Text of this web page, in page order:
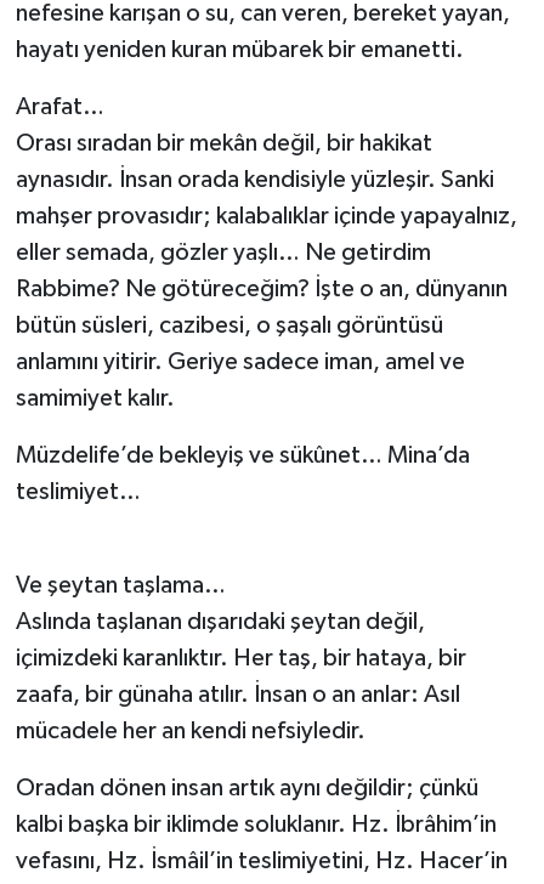
nefesine karışan o su, can veren, bereket yayan,
hayatı yeniden kuran mübarek bir emanetti.
Arafat…
Orası sıradan bir mekân değil, bir hakikat
aynasıdır. İnsan orada kendisiyle yüzleşir. Sanki
mahşer provasıdır; kalabalıklar içinde yapayalnız,
eller semada, gözler yaşlı… Ne getirdim
Rabbime? Ne götüreceğim? İşte o an, dünyanın
bütün süsleri, cazibesi, o şaşalı görüntüsü
anlamını yitirir. Geriye sadece iman, amel ve
samimiyet kalır.
Müzdelife’de bekleyiş ve sükûnet… Mina’da
teslimiyet…
Ve şeytan taşlama…
Aslında taşlanan dışarıdaki şeytan değil,
içimizdeki karanlıktır. Her taş, bir hataya, bir
zaafa, bir günaha atılır. İnsan o an anlar: Asıl
mücadele her an kendi nefsiyledir.
Oradan dönen insan artık aynı değildir; çünkü
kalbi başka bir iklimde soluklanır. Hz. İbrâhim’in
vefasını, Hz. İsmâil’in teslimiyetini, Hz. Hacer’in
Tekirdağ Müftülüğü
Trabzon Müftülüğü
Tunceli Müftülüğü
Uşak Müftülüğü
Van Müftülüğü
Yalova Müftülüğü
Yozgat Müftülüğü